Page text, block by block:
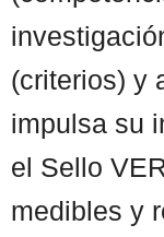
(criterios) y
impulsa su
el Sello
medibles y